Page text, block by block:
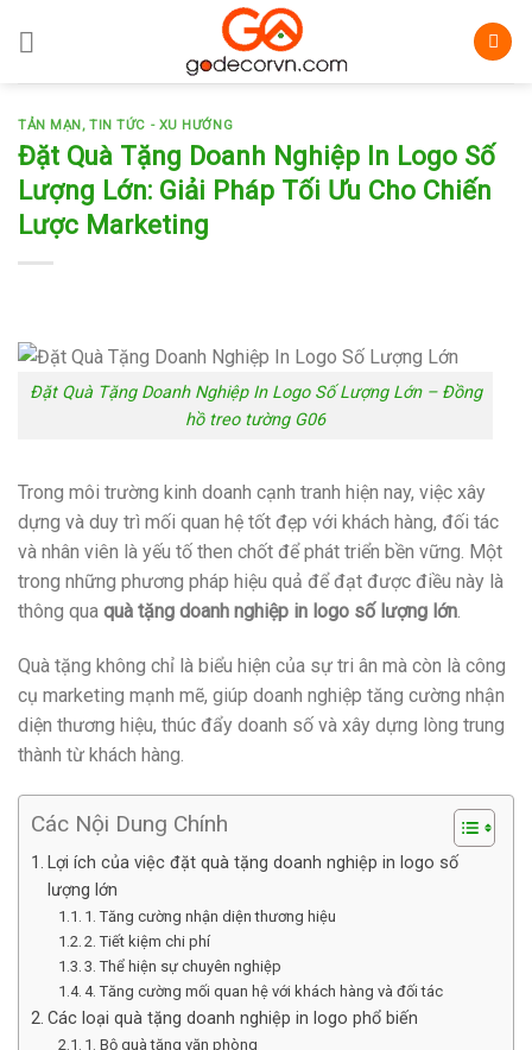
TẢN MẠN,TIN TỨC - XU HƯỚNG
Đặt Quà Tặng Doanh Nghiệp In Logo Số
Lượng Lớn: Giải Pháp Tối Ưu Cho Chiến
Lược Marketing
Đặt Quà Tặng Doanh Nghiệp In Logo Số Lượng Lớn – Đồng
hồ treo tường G06
Trong môi trường kinh doanh cạnh tranh hiện nay, việc xây
dựng và duy trì mối quan hệ tốt đẹp với khách hàng, đối tác
và nhân viên là yếu tố then chốt để phát triển bền vững. Một
trong những phương pháp hiệu quả để đạt được điều này là
thông qua quà tặng doanh nghiệp in logo số lượng lớn.
Quà tặng không chỉ là biểu hiện của sự tri ân mà còn là công
cụ marketing mạnh mẽ, giúp doanh nghiệp tăng cường nhận
diện thương hiệu, thúc đẩy doanh số và xây dựng lòng trung
thành từ khách hàng.
Các Nội Dung Chính
Lợi ích của việc đặt quà tặng doanh nghiệp in logo số
lượng lớn
1. Tăng cường nhận diện thương hiệu
2. Tiết kiệm chi phí
3. Thể hiện sự chuyên nghiệp
4. Tăng cường mối quan hệ với khách hàng và đối tác
Các loại quà tặng doanh nghiệp in logo phổ biến
1. Bộ quà tặng văn phòng